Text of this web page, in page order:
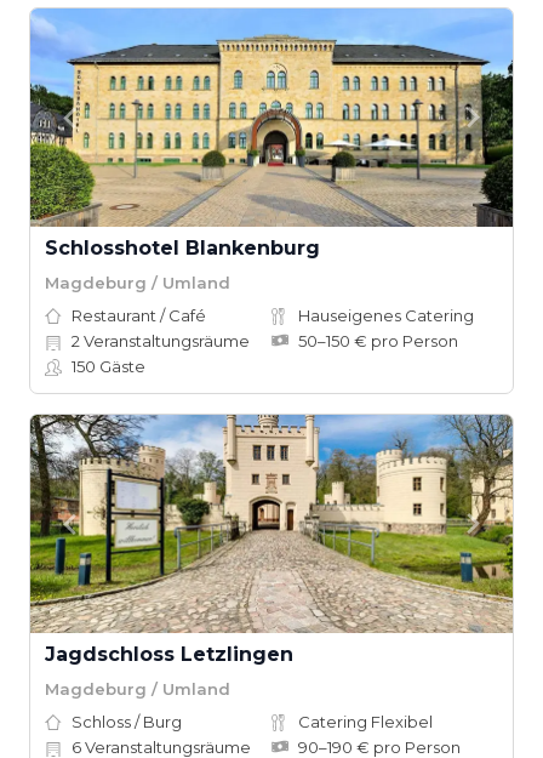
Schlosshotel Blankenburg
Magdeburg / Umland
Restaurant / Café
Hauseigenes Catering
2 Veranstaltungsräume
50–150 € pro Person
150 Gäste
Jagdschloss Letzlingen
Magdeburg / Umland
Schloss / Burg
Catering Flexibel
6Veranstaltungsräume
90–190 € pro Person